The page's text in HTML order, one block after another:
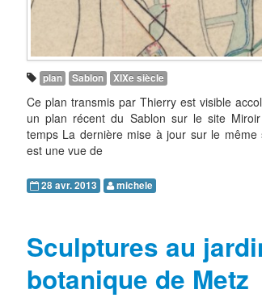
plan Sablon XIXe siècle
Ce plan transmis par Thierry est visible
un plan récent du Sablon sur le site
temps La dernière mise à jour sur le même
est une vue de
28 avr. 2013 michele
Sculptures au
botanique de Metz